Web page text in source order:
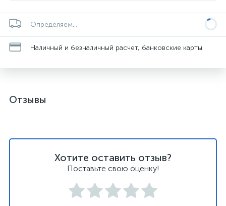
Определяем...
Наличный и безналичный расчет, банковские карты
Отзывы
Хотите оставить отзыв?
Поставьте свою оценку!